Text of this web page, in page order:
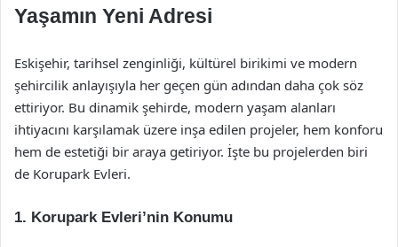
Yaşamın Yeni Adresi
Eskişehir, tarihsel zenginliği, kültürel birikimi ve modern
şehircilik anlayışıyla her geçen gün adından daha çok söz
ettiriyor. Bu dinamik şehirde, modern yaşam alanları
ihtiyacını karşılamak üzere inşa edilen projeler, hem konforu
hem de estetiği bir araya getiriyor. İşte bu projelerden biri
de Korupark Evleri.
1. Korupark Evleri’nin Konumu